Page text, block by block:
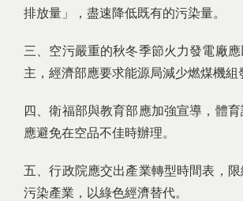
排放量」，盡速降低既有的污染量。
三、空污嚴重的秋冬季節火力發電廠
主，經濟部應要求能源局減少燃煤機組
四、衛福部與教育部應加強宣導，體
應避免在空品不佳時辦理。
五、行政院應交出產業轉型時間表，
污染產業，以綠色經濟替代。